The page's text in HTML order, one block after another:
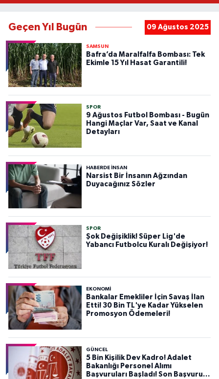
Geçen Yıl Bugün 09 Ağustos 2025
SAMSUN
Bafra’da Maralfalfa Bombası: Tek
Ekimle 15 Yıl Hasat Garantili!
SPOR
9 Ağustos Futbol Bombası - Bugün
Hangi Maçlar Var, Saat ve Kanal
Detayları
HABERDE INSAN
Narsist Bir İnsanın Ağzından
Duyacağınız Sözler
SPOR
Şok Değişiklik! Süper Lig'de
Yabancı Futbolcu Kuralı Değişiyor!
EKONOMİ
Bankalar Emekliler İçin Savaş İlan
Etti! 30 Bin TL'ye Kadar Yükselen
Promosyon Ödemeleri!
GÜNCEL
5 Bin Kişilik Dev Kadro! Adalet
Bakanlığı Personel Alımı
Başvuruları Başladı! Son Başvuru